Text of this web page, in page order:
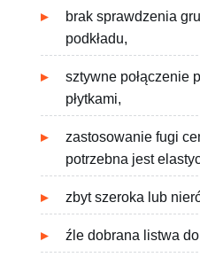
brak sprawdzenia
podkładu,
sztywne połączenie
płytkami,
zastosowanie fugi
potrzebna jest
zbyt szeroka lub
źle dobrana listwa